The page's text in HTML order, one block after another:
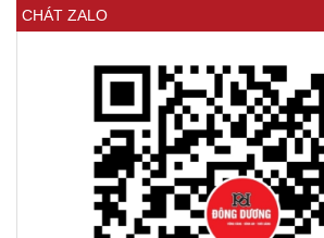
CHÁT ZALO